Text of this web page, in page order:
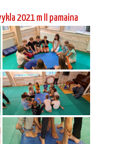
2021 m II pamaina